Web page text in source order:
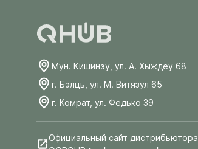
Мун. Кишинэу, ул. А. Хыждеу 68
г. Бэлць, ул. М. Витязул 65
г. Комрат, ул. Федько 39
Официальный сайт дистрибьютора